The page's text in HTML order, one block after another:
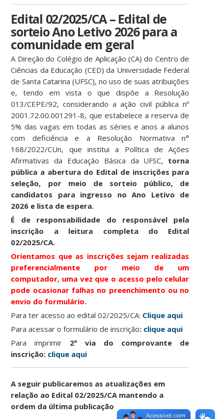
Edital 02/2025/CA – Edital de
sorteio Ano Letivo 2026 para a
comunidade em geral
A Direção do Colégio de Aplicação (CA) do Centro de
Ciências da Educação (CED) da Universidade Federal
de Santa Catarina (UFSC), no uso de suas atribuições
e, tendo em vista o que dispõe a Resolução
013/CEPE/92, considerando a ação civil pública nº
2001.72.00.001291-8, que estabelece a reserva de
5% das vagas em todas as séries e anos a alunos
com deficiência e a Resolução Normativa n°
168/2022/CUn, que institui a Política de Ações
Afirmativas da Educação Básica da UFSC, torna
pública a abertura do Edital de inscrições para
seleção, por meio de sorteio público, de
candidatos para ingresso no Ano Letivo de
2026 e lista de espera.
É de responsabilidade do responsável pela
inscrição a leitura completa do Edital
02/2025/CA.
Orientamos que as inscrições sejam realizadas
preferencialmente por meio de um
computador, uma vez que o acesso pelo celular
pode ocasionar falhas no preenchimento ou no
envio do formulário.
Para ter acesso ao edital 02/2025/CA: Clique aqui
Para acessar o formulário de inscrição: clique aqui
Para imprimir 2ª via do comprovante de
inscrição: clique aqui
A seguir publicaremos as atualizações em
relação ao Edital 02/2025/CA mantendo a
ordem da última publicação